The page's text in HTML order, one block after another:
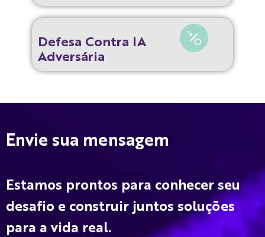
Defesa Contra IA
Adversária
Envie sua mensagem
Estamos prontos para conhecer seu
desafio e construir juntos soluções
para a vida real.